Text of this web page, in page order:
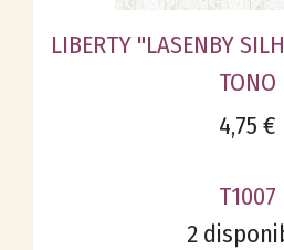
LIBERTY "LASENBY
TONO
4,75 €
T1007
2